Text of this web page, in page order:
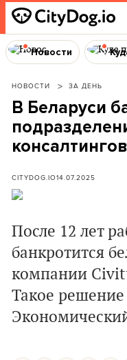
Новости
НОВОСТИ ЗА ДЕНЬ
В Беларуси
CITYDOG.IO14.07.2025
После 12 лет
банкротится
компании
Такое